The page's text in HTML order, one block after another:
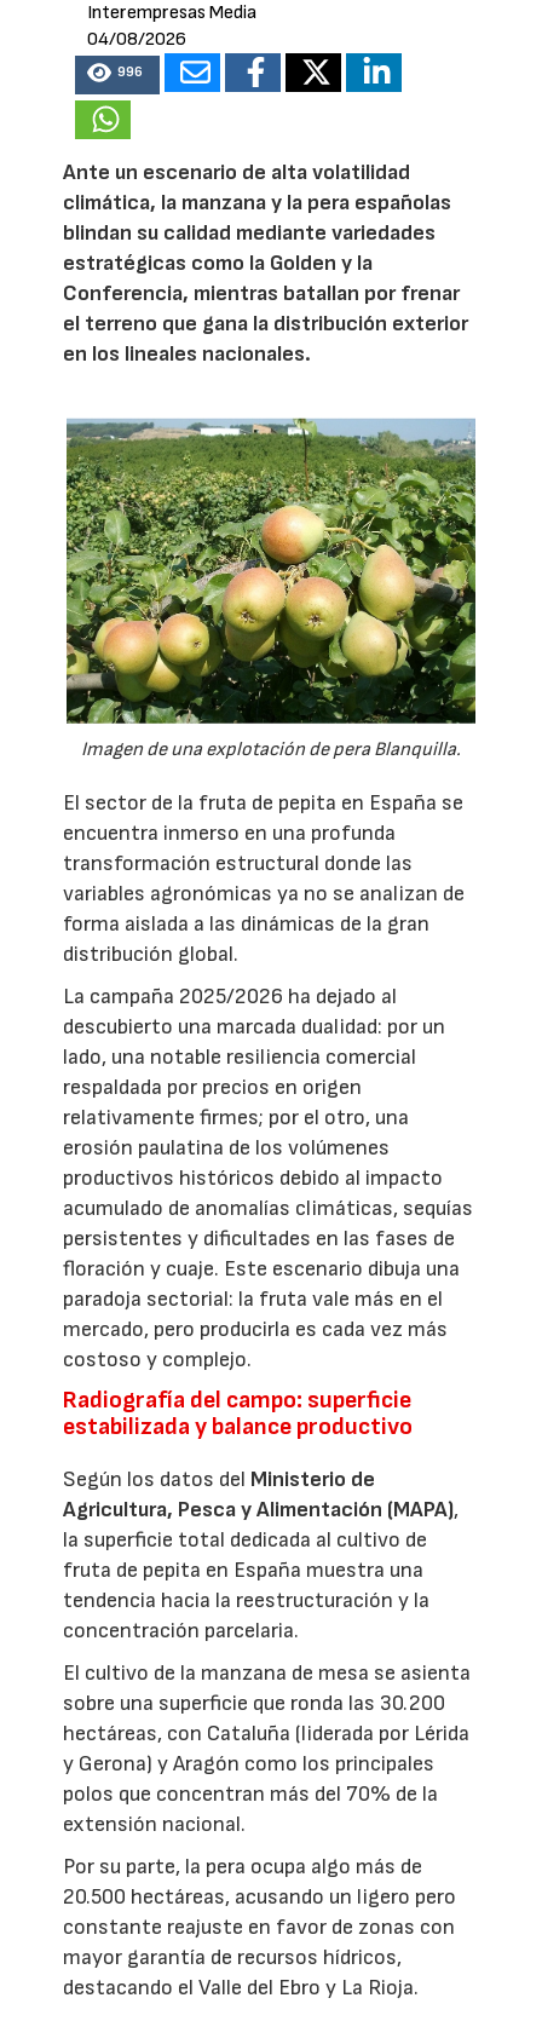
Interempresas Media
04/08/2026
996
Ante un escenario de alta volatilidad
climática, la manzana y la pera españolas
blindan su calidad mediante variedades
estratégicas como la Golden y la
Conferencia, mientras batallan por frenar
el terreno que gana la distribución exterior
en los lineales nacionales.
Imagen de una explotación de pera Blanquilla.
El sector de la fruta de pepita en España se
encuentra inmerso en una profunda
transformación estructural donde las
variables agronómicas ya no se analizan de
forma aislada a las dinámicas de la gran
distribución global.
La campaña 2025/2026 ha dejado al
descubierto una marcada dualidad: por un
lado, una notable resiliencia comercial
respaldada por precios en origen
relativamente firmes; por el otro, una
erosión paulatina de los volúmenes
productivos históricos debido al impacto
acumulado de anomalías climáticas, sequías
persistentes y dificultades en las fases de
floración y cuaje. Este escenario dibuja una
paradoja sectorial: la fruta vale más en el
mercado, pero producirla es cada vez más
costoso y complejo.
Radiografía del campo: superficie
estabilizada y balance productivo
Según los datos del Ministerio de
Agricultura, Pesca y Alimentación (MAPA),
la superficie total dedicada al cultivo de
fruta de pepita en España muestra una
tendencia hacia la reestructuración y la
concentración parcelaria.
El cultivo de la manzana de mesa se asienta
sobre una superficie que ronda las 30.200
hectáreas, con Cataluña (liderada por Lérida
y Gerona) y Aragón como los principales
polos que concentran más del 70% de la
extensión nacional.
Por su parte, la pera ocupa algo más de
20.500 hectáreas, acusando un ligero pero
constante reajuste en favor de zonas con
mayor garantía de recursos hídricos,
destacando el Valle del Ebro y La Rioja.